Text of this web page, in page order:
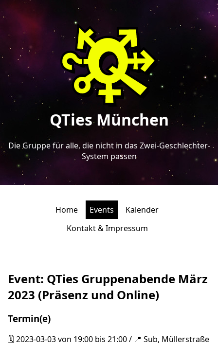
QTies München
Die Gruppe für alle, die nicht in das Zwei-Geschlechter-
System passen
Home Events
Kalender
Kontakt & Impressum
Event: QTies Gruppenabende März
2023 (Präsenz und Online)
Termin(e)
2023-03-03 von 19:00 bis 21:00 / 📍 Sub, Müllerstraße